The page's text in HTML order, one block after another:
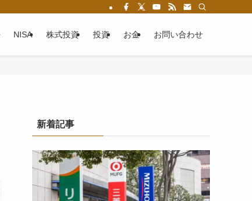
NISA 株式投資 投資 お金 お問い合わせ
新着記事